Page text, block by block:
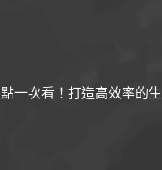
一次看！打造高效率的